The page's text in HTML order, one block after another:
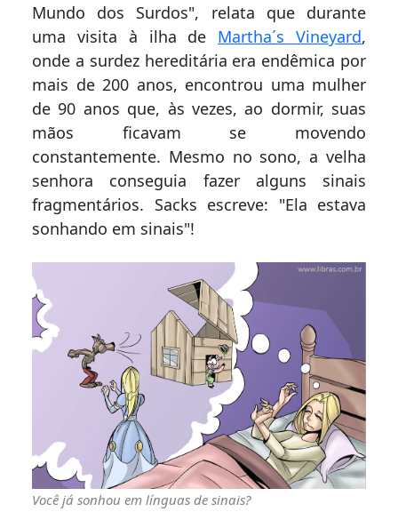
Mundo dos Surdos", relata que durante
uma visita à ilha de Martha´s Vineyard,
onde a surdez hereditária era endêmica por
mais de 200 anos, encontrou uma mulher
de 90 anos que, às vezes, ao dormir, suas
mãos ficavam se movendo
constantemente. Mesmo no sono, a velha
senhora conseguia fazer alguns sinais
fragmentários. Sacks escreve: "Ela estava
sonhando em sinais"!
Você já sonhou em línguas de sinais?